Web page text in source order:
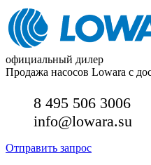
официальный дилер
Продажа насосов Lowara с
8 495 506 3006
info@lowara.su
Отправить запрос